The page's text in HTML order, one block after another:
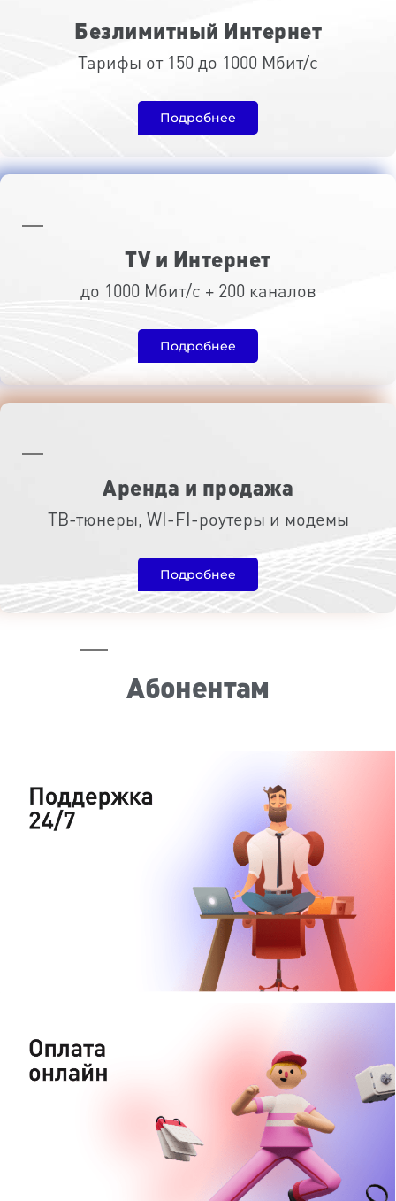
Безлимитный Интернет
Тарифы от 150 до 1000 Мбит/с
Подробнее
TV и Интернет
до 1000 Мбит/с + 200 каналов
Подробнее
Аренда и продажа
ТВ-тюнеры, WI-FI-роутеры и модемы
Подробнее
Абонентам